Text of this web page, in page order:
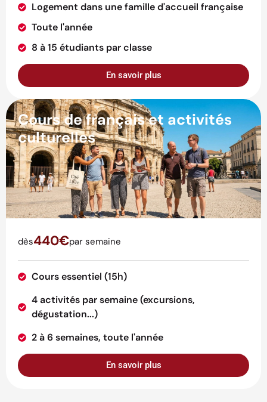
Logement dans une famille d'accueil française
Toute l'année
8 à 15 étudiants par classe
En savoir plus
Cours de français et activités
culturelles
dès440€par semaine
Cours essentiel (15h)
4 activités par semaine (excursions,
dégustation...)
2 à 6 semaines, toute l'année
En savoir plus